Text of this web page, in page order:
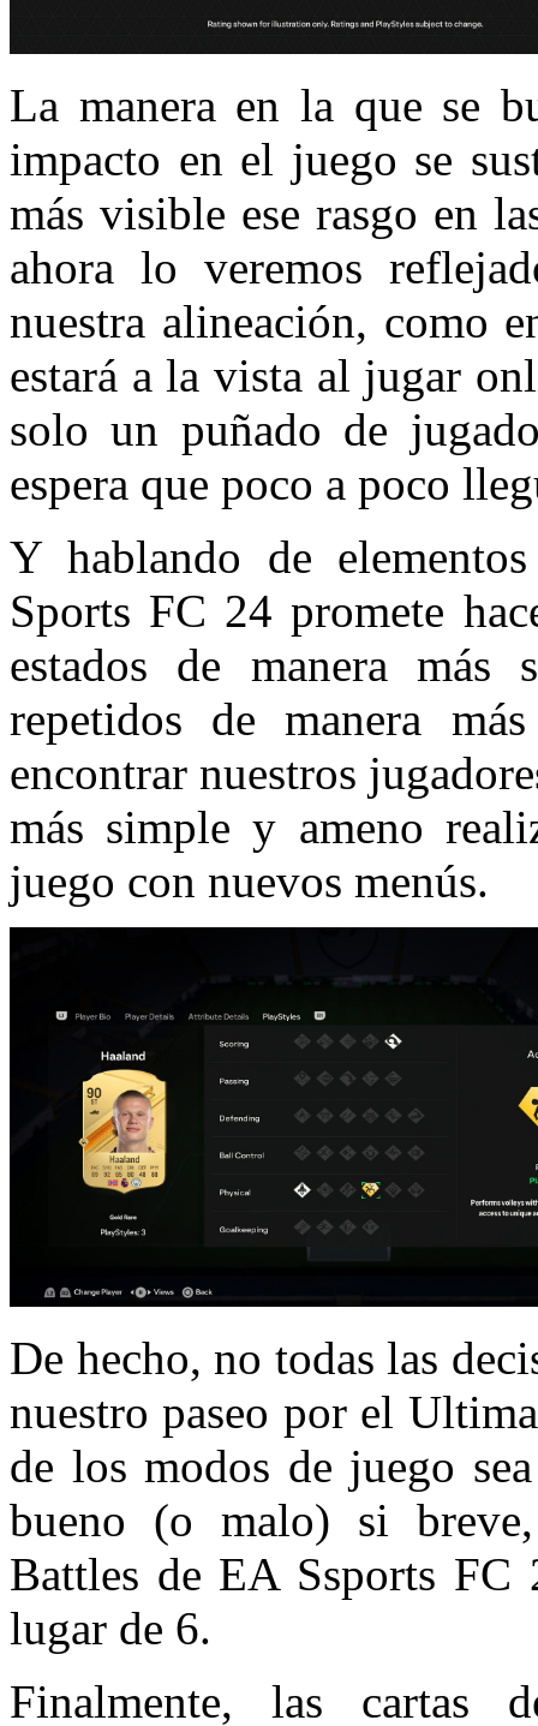
La manera en la que se
impacto en el juego se
más visible ese rasgo en
ahora lo veremos
nuestra alineación, como
estará a la vista al jugar
solo un puñado de
espera que poco a poco
Y hablando de
Sports FC 24 promete
estados de manera más
repetidos de manera
encontrar nuestros
más simple y ameno
juego con nuevos menús.
De hecho, no todas las
nuestro paseo por el
de los modos de juego
bueno (o malo) si
Battles de EA Ssports FC
lugar de 6.
Finalmente, las cartas